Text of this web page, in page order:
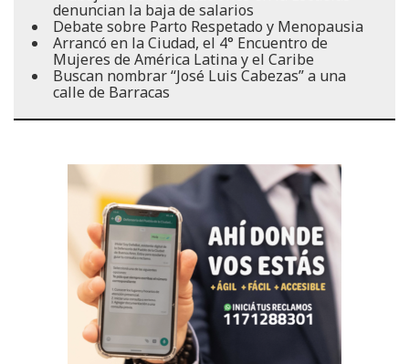
denuncian la baja de salarios
Debate sobre Parto Respetado y Menopausia
Arrancó en la Ciudad, el 4° Encuentro de
Mujeres de América Latina y el Caribe
Buscan nombrar “José Luis Cabezas” a una
calle de Barracas